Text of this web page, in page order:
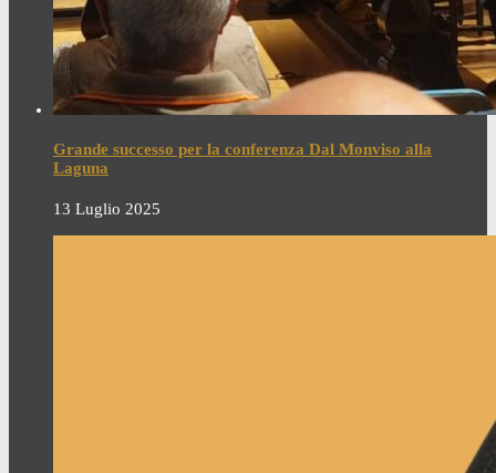
Grande successo per la conferenza Dal Monviso alla
Laguna
13 Luglio 2025